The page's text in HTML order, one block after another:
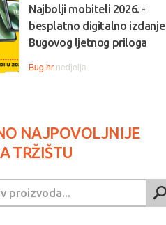
Najbolji mobiteli 2026. -
besplatno digitalno izdanje
Bugovog ljetnog priloga
Bug.hr nedjelja
NAJPOVOLJNIJE
TRŽIŠTU